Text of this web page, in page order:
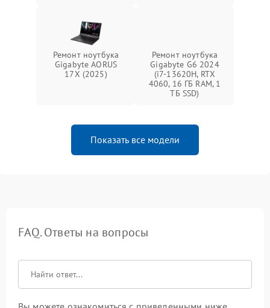
Ремонт ноутбука
Gigabyte AORUS
17X (2025)
Ремонт ноутбука
Gigabyte G6 2024
(i7-13620H, RTX
4060, 16 ГБ RAM, 1
ТБ SSD)
Показать все модели
FAQ. Ответы на вопросы